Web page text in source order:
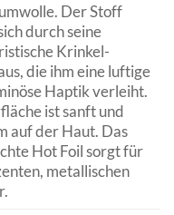
Der Stoff
durch seine
Krinkel-
die ihm eine luftige
Haptik verleiht.
ist sanft und
auf der Haut. Das
Hot Foil sorgt für
metallischen